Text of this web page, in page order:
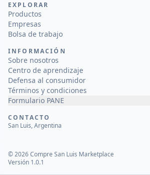
EXPLORAR
Productos
Empresas
Bolsa de trabajo
INFORMACIÓN
Sobre nosotros
Centro de aprendizaje
Defensa al consumidor
Términos y condiciones
Formulario PANE
CONTACTO
San Luis, Argentina
©2026Compre San Luis Marketplace
Versión 1.0.1